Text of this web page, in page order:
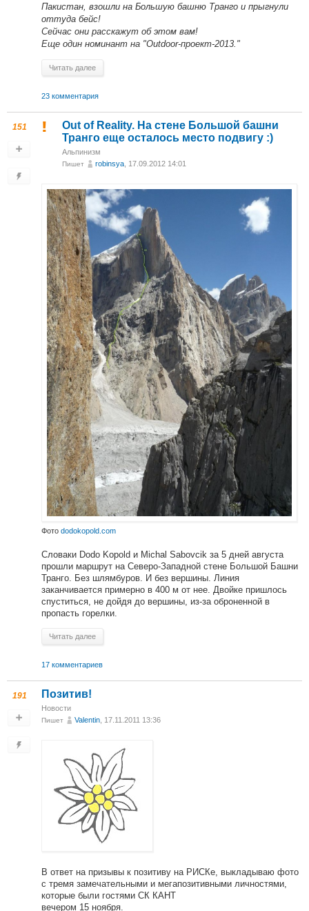
Пакистан, взошли на Большую башню Транго и прыгнули
оттуда бейс!
Сейчас они расскажут об этом вам!
Еще один номинант на "Outdoor-проект-2013."
Читать далее
23 комментария
151
Out of Reality. На стене Большой башни
Транго еще осталось место подвигу :)
Альпинизм
Пишет robinsya , 17.09.2012 14:01
Фото dodokopold.com
Словаки Dodo Kopold и Michal Sabovcik за 5 дней августа
прошли маршрут на Северо-Западной стене Большой Башни
Транго. Без шлямбуров. И без вершины. Линия
заканчивается примерно в 400 м от нее. Двойке пришлось
спуститься, не дойдя до вершины, из-за оброненной в
пропасть горелки.
Читать далее
17 комментариев
191 Позитив!
Новости
Пишет Valentin , 17.11.2011 13:36
В ответ на призывы к позитиву на РИСКе, выкладываю фото
с тремя замечательными и мегапозитивными личностями,
которые были гостями СК КАНТ
вечером 15 ноября.